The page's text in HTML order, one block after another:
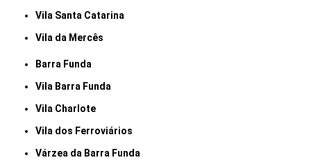
Vila Santa Catarina
Vila da Mercês
Barra Funda
Vila Barra Funda
Vila Charlote
Vila dos Ferroviários
Várzea da Barra Funda